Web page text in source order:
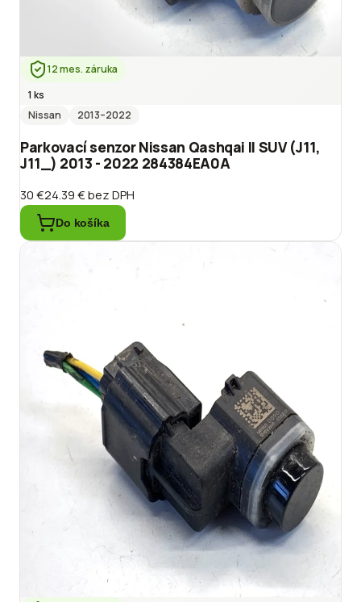
12 mes. záruka
1 ks
Nissan
2013–2022
Parkovací senzor Nissan Qashqai II SUV (J11,
J11_) 2013 - 2022 284384EA0A
30 €24.39 €bez DPH
Do košíka